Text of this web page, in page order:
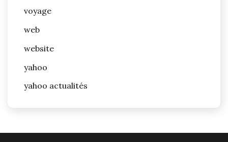
voyage
web
website
yahoo
yahoo actualités